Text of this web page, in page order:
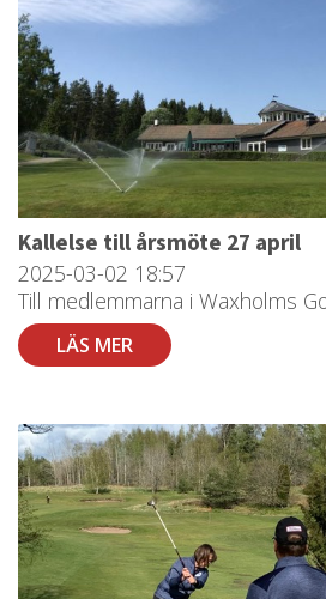
Kallelse till årsmöte 27 april
2025-03-02 18:57
Till medlemmarna i Waxholms
LÄS MER